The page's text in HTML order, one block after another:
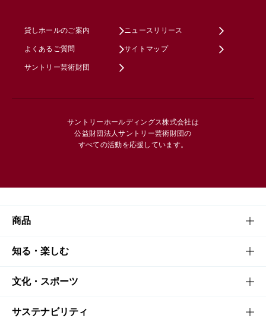
貸しホールのご案内 ニュースリリース
よくあるご質問 サイトマップ
サントリー芸術財団
サントリーホールディングス株式会社は
公益財団法人サントリー芸術財団の
すべての活動を応援しています。
商品
商品TOP
商品一覧
商品発売情報
知る・楽しむ
知る・楽しむTOP
キャンペーン
文化・スポーツ
文化・スポーツTOP
サステナビリティ